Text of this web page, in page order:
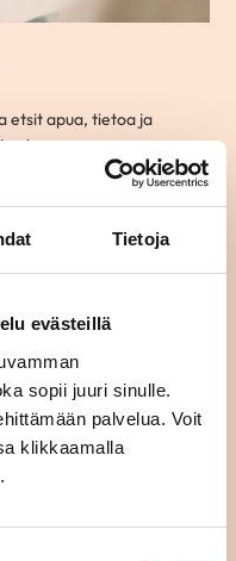
Tietoja
evästeillä
sopii juuri sinulle.
palvelua. Voit
klikkaamalla
etsit apua, tietoa ja
kanssa.
tapaamaan toisia
tai läheisesi kanssa.